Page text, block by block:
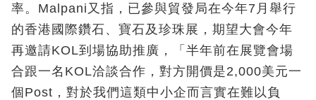
率。Malpani又指，已參與貿發局在今年7月舉行
的香港國際鑽石、寶石及珍珠展，期望大會今年
再邀請KOL到場協助推廣，「半年前在展覽會場
合跟一名KOL洽談合作，對方開價是2,000美元一
個Post，對於我們這類中小企而言實在難以負